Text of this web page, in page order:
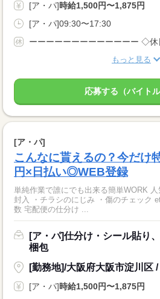
[ア・パ]時給1,500円〜1,875円
[ア・パ]09:30〜17:30
もっと見る
応募する（バイトル
[ア・パ]
こんなに貰えるの？今だけ
円×日払い◎WEB登録
単純作業で誰にでも出来る簡単WORK
封入 ・チラシのにじみ ・傷のチェック
数 宅配便の仕分け ...
[ア・パ]仕分け・シール貼り
梱包
[勤務地]/大阪府大阪市淀川区
[ア・パ]時給1,500円〜1,875円